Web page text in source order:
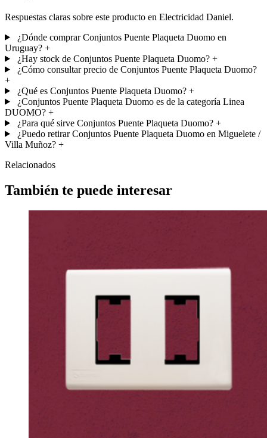
Respuestas claras sobre este producto en Electricidad Daniel.
¿Dónde comprar Conjuntos Puente Plaqueta Duomo en
Uruguay? +
¿Hay stock de Conjuntos Puente Plaqueta Duomo? +
¿Cómo consultar precio de Conjuntos Puente Plaqueta Duomo?
+
¿Qué es Conjuntos Puente Plaqueta Duomo? +
¿Conjuntos Puente Plaqueta Duomo es de la categoría Linea
DUOMO? +
¿Para qué sirve Conjuntos Puente Plaqueta Duomo? +
¿Puedo retirar Conjuntos Puente Plaqueta Duomo en Miguelete /
Villa Muñoz? +
Relacionados
También te puede interesar